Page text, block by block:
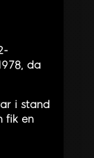
da
i stand
fik en